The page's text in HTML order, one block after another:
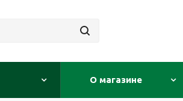
О магазине